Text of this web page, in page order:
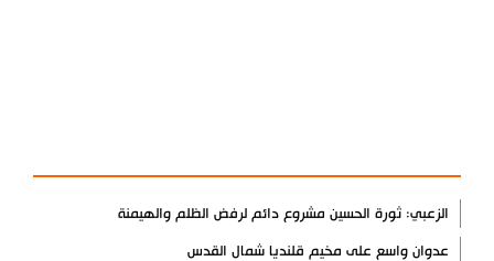
الزعبي: ثورة الحسين مشروع دائم لرفض الظلم والهيمنة
عدوان واسع على مخيم قلنديا شمال القدس